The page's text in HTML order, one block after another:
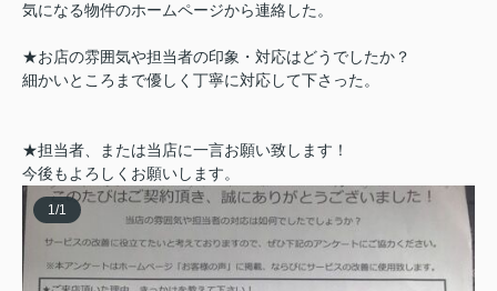
気になる物件のホームページから連絡した。
★お店の雰囲気や担当者の印象・対応はどうでしたか？
細かいところまで優しく丁寧に対応して下さった。
★担当者、または当店に一言お願い致します！
今後もよろしくお願いします。
1/1